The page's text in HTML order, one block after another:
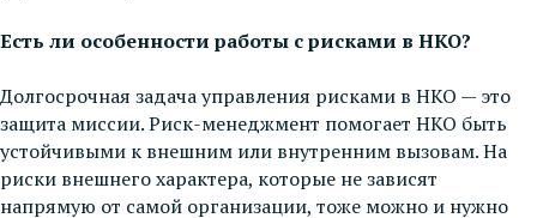
Есть ли особенности работы с рисками в НКО?
Долгосрочная задача управления рисками в НКО — это
защита миссии. Риск-менеджмент помогает НКО быть
устойчивыми к внешним или внутренним вызовам. На
риски внешнего характера, которые не зависят
напрямую от самой организации, тоже можно и нужно